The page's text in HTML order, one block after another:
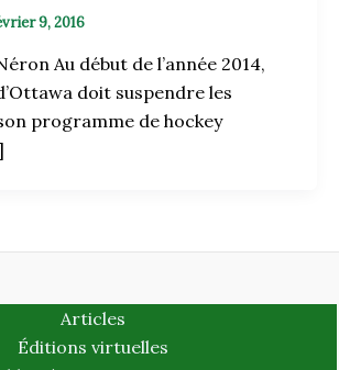
9, 2016
Au début de l’année 2014,
doit suspendre les
programme de hockey
Articles
Éditions virtuelles